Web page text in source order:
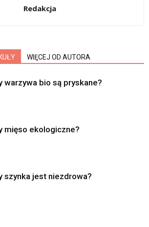
Redakcja
WIĘCEJ OD AUTORA
warzywa bio są pryskane?
mięso ekologiczne?
szynka jest niezdrowa?